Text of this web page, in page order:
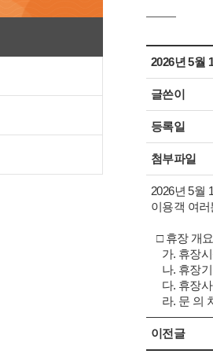
2026년 5월
글쓴이
등록일
첨부파일
2026년 5월
이용객 여
□ 휴장 개요
가. 휴장시
나. 휴장기
다. 휴장사
라. 문 의
이전글